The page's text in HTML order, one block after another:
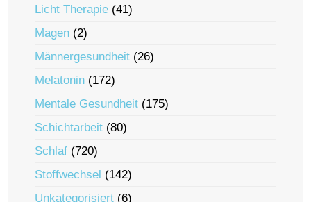
Licht Therapie (41)
Magen (2)
Männergesundheit (26)
Melatonin (172)
Mentale Gesundheit (175)
Schichtarbeit (80)
Schlaf (720)
Stoffwechsel (142)
Unkategorisiert (6)